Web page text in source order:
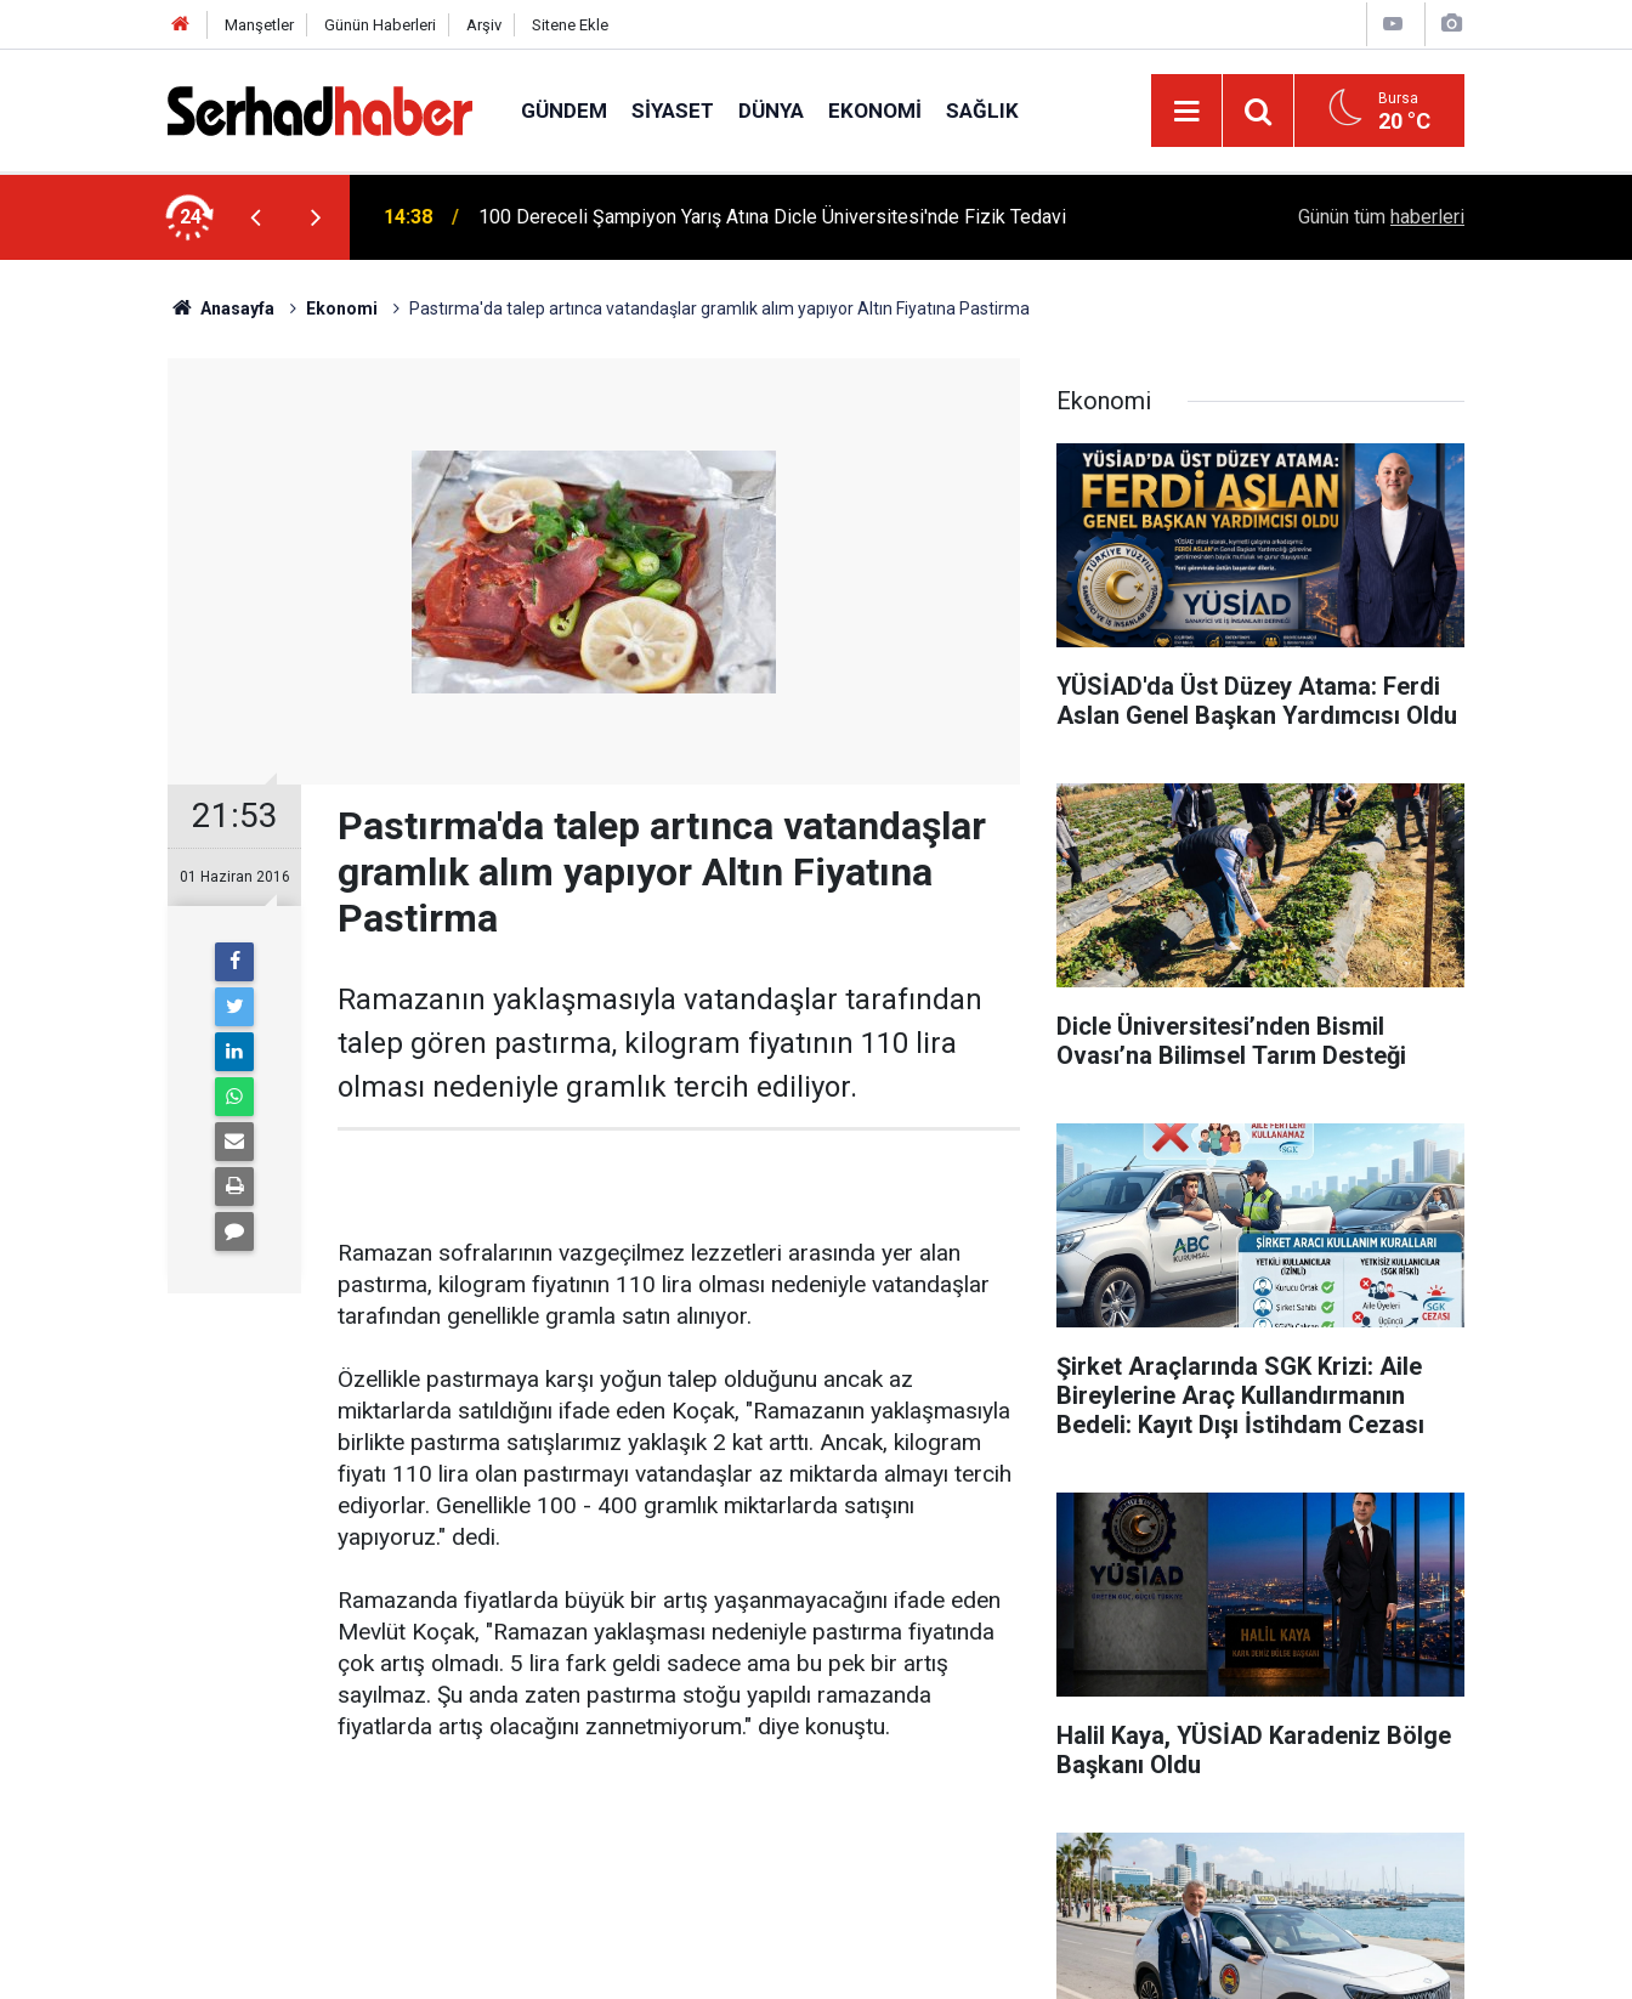
Manşetler Günün Haberleri Arşiv Sitene Ekle
GÜNDEM SIYASET DÜNYA EKONOMI SAĞLIK Bursa
20 °C
24
Gökalp Eğitim Fakültesi Yeni
14:38 100 Dereceli Şampiyon Yarış Atına Dicle Üniversitesi'nde Fizik Tedavi
Mühendislik Hikayesi
Günün tüm haberleri
Anasayfa Ekonomi Pastırma'da talep artınca vatandaşlar gramlık alım yapıyor Altın Fiyatına Pastirma
21:53
01 Haziran 2016
Pastırma'da talep artınca vatandaşlar
gramlık alım yapıyor Altın Fiyatına
Pastirma
Ramazanın yaklaşmasıyla vatandaşlar tarafından
talep gören pastırma, kilogram fiyatının 110 lira
olması nedeniyle gramlık tercih ediliyor.
Ramazan sofralarının vazgeçilmez lezzetleri arasında yer alan
pastırma, kilogram fiyatının 110 lira olması nedeniyle vatandaşlar
tarafından genellikle gramla satın alınıyor.
Özellikle pastırmaya karşı yoğun talep olduğunu ancak az
miktarlarda satıldığını ifade eden Koçak, "Ramazanın yaklaşmasıyla
birlikte pastırma satışlarımız yaklaşık 2 kat arttı. Ancak, kilogram
fiyatı 110 lira olan pastırmayı vatandaşlar az miktarda almayı tercih
ediyorlar. Genellikle 100 - 400 gramlık miktarlarda satışını
yapıyoruz." dedi.
Ramazanda fiyatlarda büyük bir artış yaşanmayacağını ifade eden
Mevlüt Koçak, "Ramazan yaklaşması nedeniyle pastırma fiyatında
çok artış olmadı. 5 lira fark geldi sadece ama bu pek bir artış
sayılmaz. Şu anda zaten pastırma stoğu yapıldı ramazanda
fiyatlarda artış olacağını zannetmiyorum." diye konuştu.
Ekonomi
YÜSİAD'da Üst Düzey Atama: Ferdi
Aslan Genel Başkan Yardımcısı Oldu
Dicle Üniversitesi’nden Bismil
Ovası’na Bilimsel Tarım Desteği
Şirket Araçlarında SGK Krizi: Aile
Bireylerine Araç Kullandırmanın
Bedeli: Kayıt Dışı İstihdam Cezası
Halil Kaya, YÜSİAD Karadeniz Bölge
Başkanı Oldu